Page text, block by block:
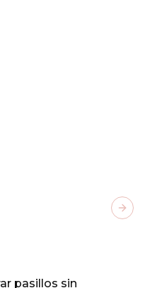
pasillos sin